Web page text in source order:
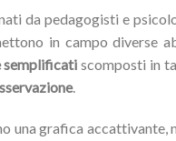
da pedagogisti e
in campo diverse
semplificati scomposti in
.
una grafica